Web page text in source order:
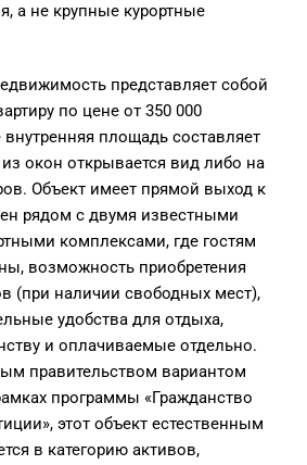
а не крупные курортные
представляет собой
по цене от 350 000
площадь составляет
окон открывается вид либо на
Объект имеет прямой выход к
рядом с двумя известными
комплексами, где гостям
возможность приобретения
(при наличии свободных мест),
удобства для отдыха,
и оплачиваемые отдельно.
правительством вариантом
программы «Гражданство
этот объект естественным
в категорию активов,